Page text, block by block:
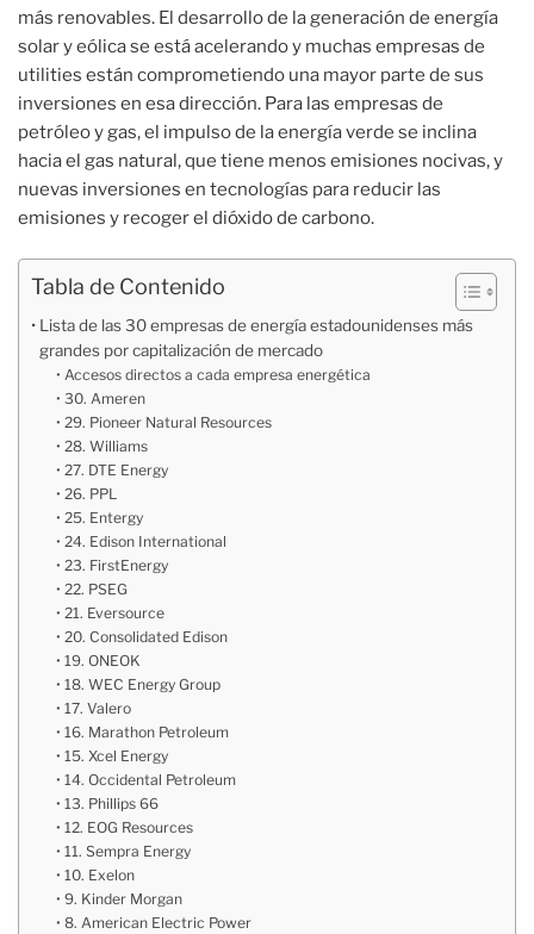
más renovables. El desarrollo de la generación de energía
solar y eólica se está acelerando y muchas empresas de
utilities están comprometiendo una mayor parte de sus
inversiones en esa dirección. Para las empresas de
petróleo y gas, el impulso de la energía verde se inclina
hacia el gas natural, que tiene menos emisiones nocivas, y
nuevas inversiones en tecnologías para reducir las
emisiones y recoger el dióxido de carbono.
Tabla de Contenido
Lista de las 30 empresas de energía estadounidenses más
grandes por capitalización de mercado
Accesos directos a cada empresa energética
30. Ameren
29. Pioneer Natural Resources
28. Williams
27. DTE Energy
26. PPL
25. Entergy
24. Edison International
23. FirstEnergy
22. PSEG
21. Eversource
20. Consolidated Edison
19. ONEOK
18. WEC Energy Group
17. Valero
16. Marathon Petroleum
15. Xcel Energy
14. Occidental Petroleum
13. Phillips 66
12. EOG Resources
11. Sempra Energy
10. Exelon
9. Kinder Morgan
8. American Electric Power